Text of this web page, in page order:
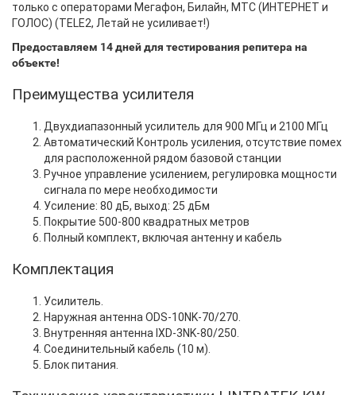
только с операторами Мегафон, Билайн, МТС (ИНТЕРНЕТ и
ГОЛОС) (TELE2, Летай не усиливает!)
Предоставляем 14 дней для тестирования репитера на
объекте!
Преимущества усилителя
Двухдиапазонный усилитель для 900 МГц и 2100 МГц
Автоматический Контроль усиления, отсутствие помех
для расположенной рядом базовой станции
Ручное управление усилением, регулировка мощности
сигнала по мере необходимости
Усиление: 80 дБ, выход: 25 дБм
Покрытие 500-800 квадратных метров
Полный комплект, включая антенну и кабель
Комплектация
Усилитель.
Наружная антенна ODS-10NK-70/270.
Внутренняя антенна IXD-3NK-80/250.
Соединительный кабель (10 м).
Блок питания.